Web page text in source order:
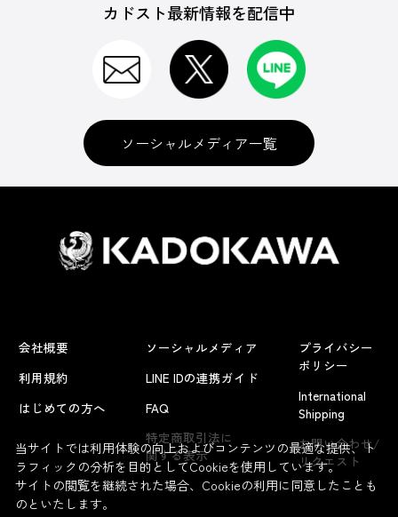
カドスト最新情報を配信中
ソーシャルメディア一覧
会社概要
利用規約
はじめての方へ
ソーシャルメディア
LINE IDの連携ガイド
FAQ
特定商取引法に
関する表示
プライバシー
ポリシー
International
Shipping
お問い合わせ/
リクエスト
当サイトでは利用体験の向上およびコンテンツの最適な提供、ト
ラフィックの分析を目的としてCookieを使用しています。
サイトの閲覧を継続された場合、Cookieの利用に同意したことも
のといたします。